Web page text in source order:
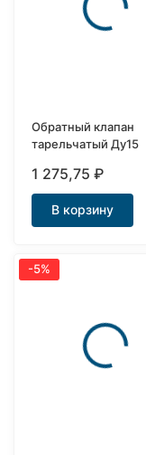
Обратный клапан
тарельчатый Ду15
1 275,75₽
В корзину
-5%